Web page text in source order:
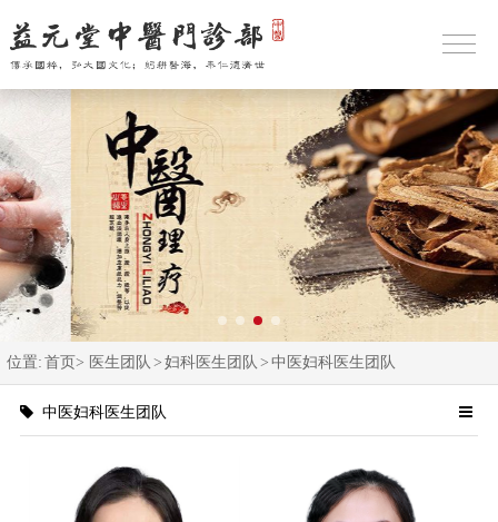
位置: 首页> 医生团队 > 妇科医生团队 > 中医妇科医生团队
中医妇科医生团队